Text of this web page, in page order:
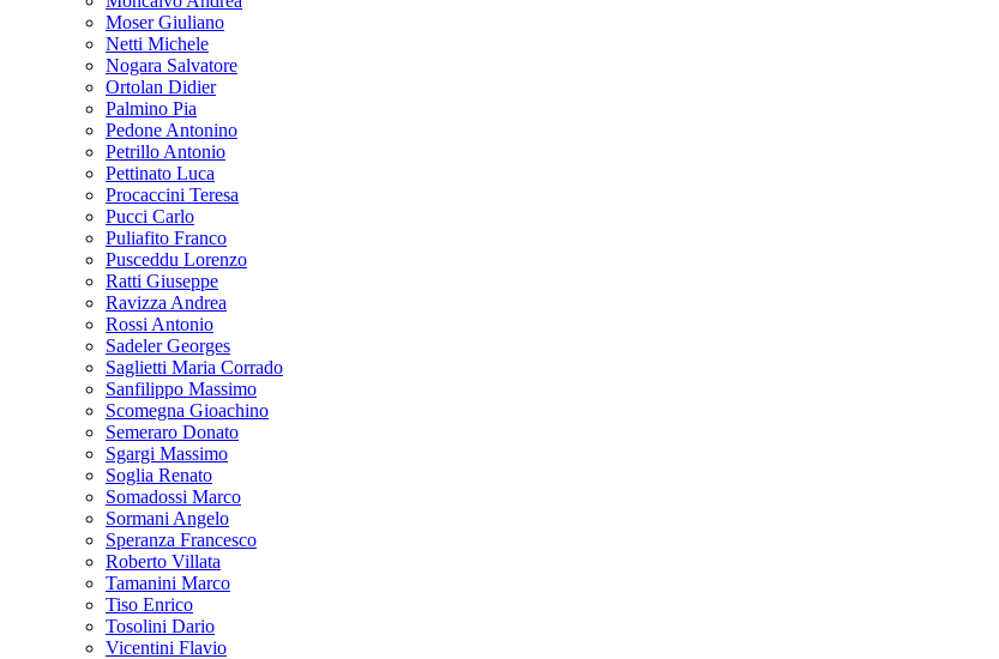
Moser Giuliano
Netti Michele
Nogara Salvatore
Ortolan Didier
Palmino Pia
Pedone Antonino
Petrillo Antonio
Pettinato Luca
Procaccini Teresa
Pucci Carlo
Puliafito Franco
Pusceddu Lorenzo
Ratti Giuseppe
Ravizza Andrea
Rossi Antonio
Sadeler Georges
Saglietti Maria Corrado
Sanfilippo Massimo
Scomegna Gioachino
Semeraro Donato
Sgargi Massimo
Soglia Renato
Somadossi Marco
Sormani Angelo
Speranza Francesco
Roberto Villata
Tamanini Marco
Tiso Enrico
Tosolini Dario
Vicentini Flavio